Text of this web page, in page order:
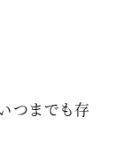
つまでも存